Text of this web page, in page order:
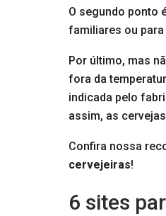
O segundo ponto
familiares ou
Por último, mas
fora da
indicada pelo
assim, as
Confira nossa
cervejeiras!
6 sites